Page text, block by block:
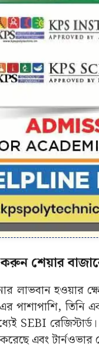
করুন শেয়ার
হওয়ার
পাশাপাশি, তিনি
SEBI
এবং